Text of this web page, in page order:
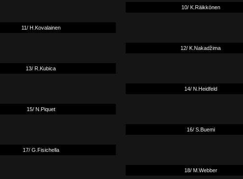
10/ K.Räikkönen
11/ H.Kovalainen
12/ K.Nakadžima
13/ R.Kubica
14/ N.Heidfeld
15/ N.Piquet
16/ S.Buemi
17/ G.Fisichella
18/ M.Webber